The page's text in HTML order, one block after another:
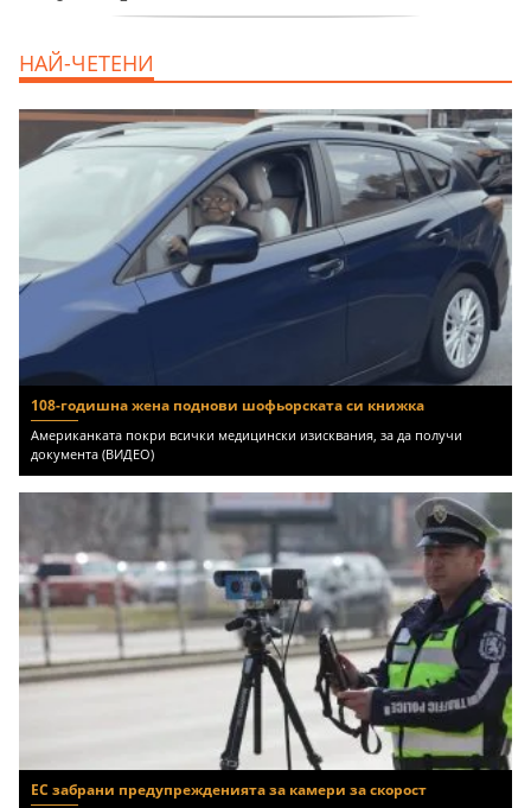
НАЙ-ЧЕТЕНИ
108-годишна жена поднови шофьорската си книжка
Американката покри всички медицински изисквания, за да получи
документа (ВИДЕО)
ЕС забрани предупрежденията за камери за скорост